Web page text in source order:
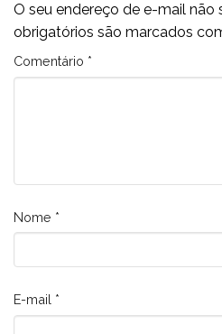
O seu endereço de e-mail não
obrigatórios são marcados
Comentário *
Nome *
E-mail *